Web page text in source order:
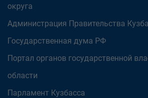
округа
Администрация Правительства
Государственная дума РФ
Портал органов государственной
области
Парламент Кузбасса